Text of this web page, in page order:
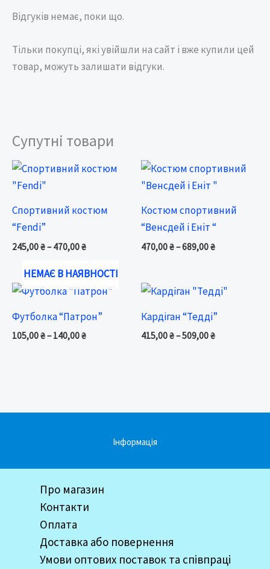
Відгуків немає, поки що.
Тільки покупці, які увійшли на сайт і вже купили цей
товар, можуть залишати відгуки.
Супутні товари
Спортивний костюм
“Fendi”
245,00₴– 470,00₴
Price
470,00 ₴
Костюм спортивний
“Венсдей і Еніт “
470,00₴–689,00₴
Price
470,00 ₴
689,00 ₴
НЕМАЄ В НАЯВНОСТІ
Футболка “Патрон”
105,00₴– 140,00₴
Price
range:
105,00 ₴
through
140,00 ₴
Кардіган “Тедді”
415,00₴–509,00₴
Price
range:
415,00 ₴
509,00 ₴
Інформація
Про магазин
Контакти
Оплата
Доставка або повернення
Умови оптових поставок та співпраці